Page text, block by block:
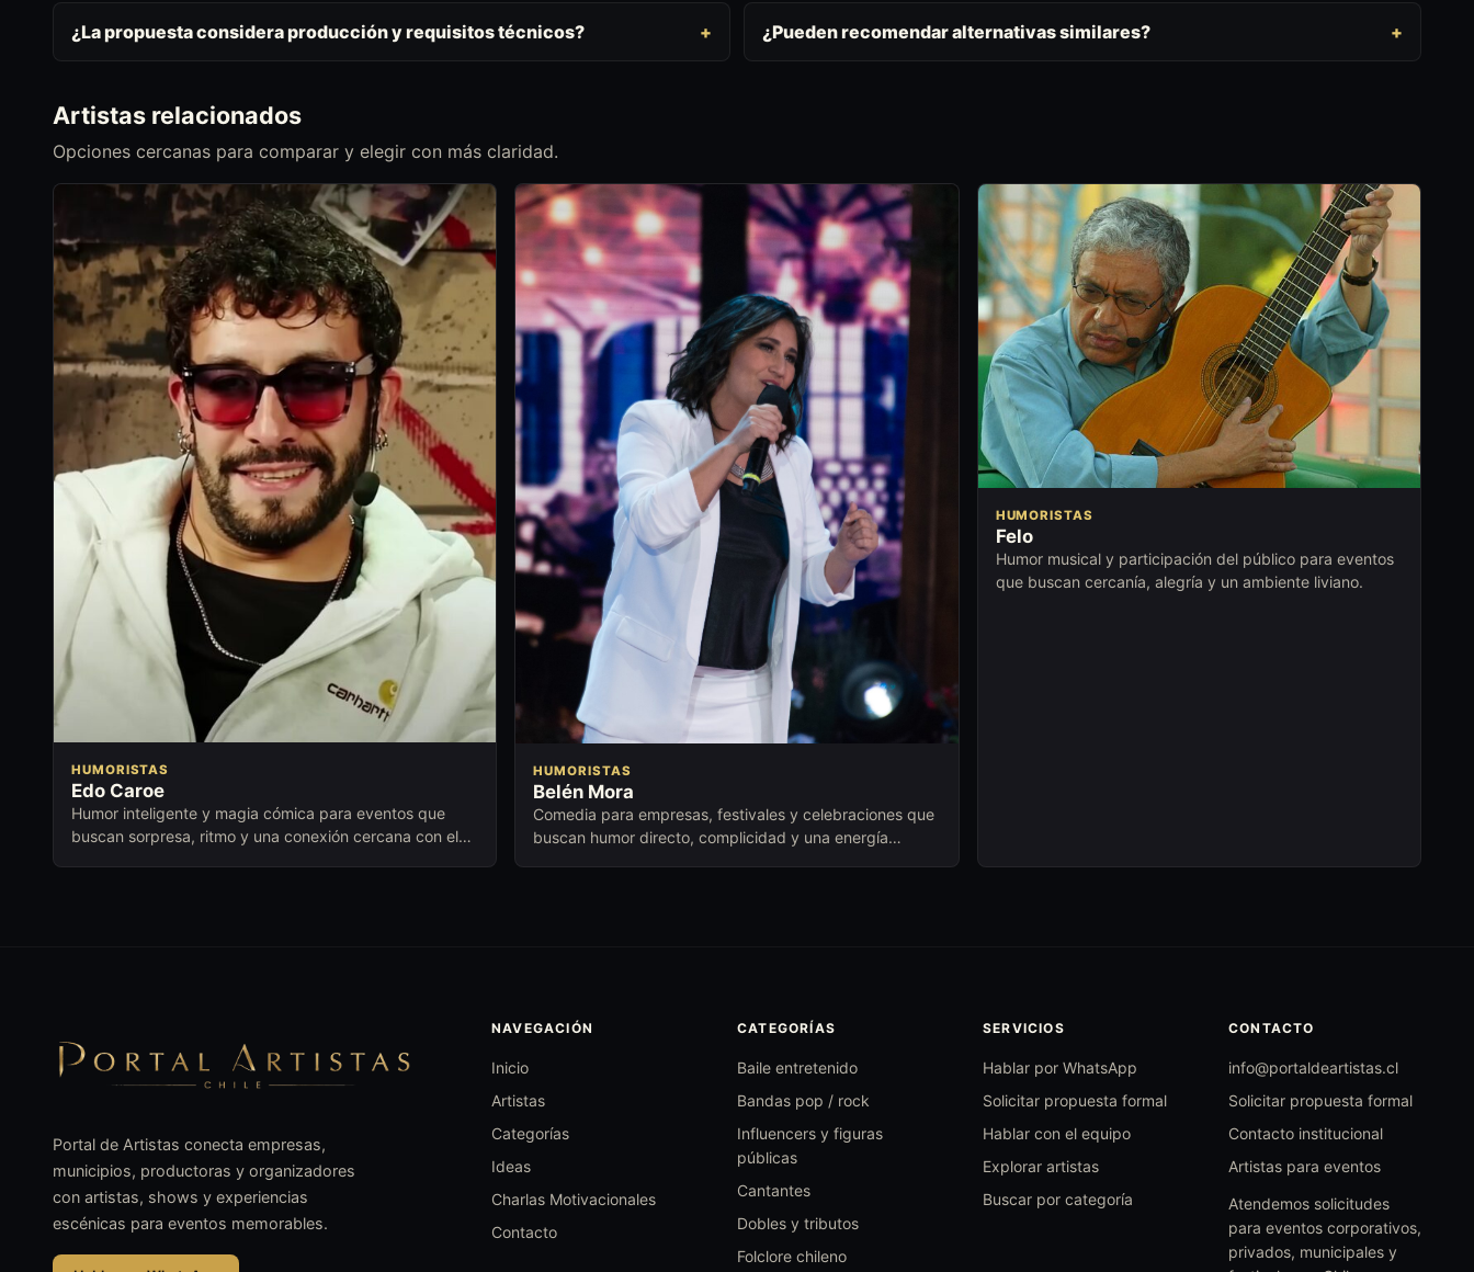
¿La propuesta considera producción y requisitos técnicos? ¿Pueden recomendar alternativas similares?
Artistas relacionados
Opciones cercanas para comparar y elegir con más claridad.
HUMORISTAS
Edo Caroe
Humor inteligente y magia cómica para eventos que
buscan sorpresa, ritmo y una conexión cercana con el
HUMORISTAS
Belén Mora
Comedia para empresas, festivales y celebraciones que
buscan humor directo, complicidad y una energía
HUMORISTAS
Felo
Humor musical y participación del público para eventos
que buscan cercanía, alegría y un ambiente liviano.
Portal de Artistas conecta empresas,
municipios, productoras y organizadores
con artistas, shows y experiencias
escénicas para eventos memorables.
NAVEGACIÓN
Inicio
Artistas
Categorías
Ideas
Charlas Motivacionales
Contacto
CATEGORÍAS
Baile entretenido
Bandas pop / rock
Influencers y figuras
públicas
Cantantes
Dobles y tributos
Folclore chileno
SERVICIOS
Hablar por WhatsApp
Solicitar propuesta formal
Hablar con el equipo
Explorar artistas
Buscar por categoría
CONTACTO
info@portaldeartistas.cl
Solicitar propuesta formal
Contacto institucional
Artistas para eventos
Atendemos solicitudes
para eventos corporativos,
privados, municipales y